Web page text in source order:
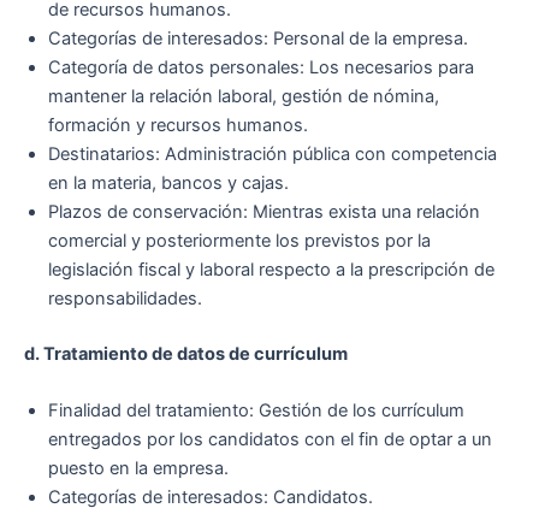
de recursos humanos.
Categorías de interesados: Personal de la empresa.
Categoría de datos personales: Los necesarios para
mantener la relación laboral, gestión de nómina,
formación y recursos humanos.
Destinatarios: Administración pública con competencia
en la materia, bancos y cajas.
Plazos de conservación: Mientras exista una relación
comercial y posteriormente los previstos por la
legislación fiscal y laboral respecto a la prescripción de
responsabilidades.
d.Tratamiento de datos de currículum
Finalidad del tratamiento: Gestión de los currículum
entregados por los candidatos con el fin de optar a un
puesto en la empresa.
Categorías de interesados: Candidatos.